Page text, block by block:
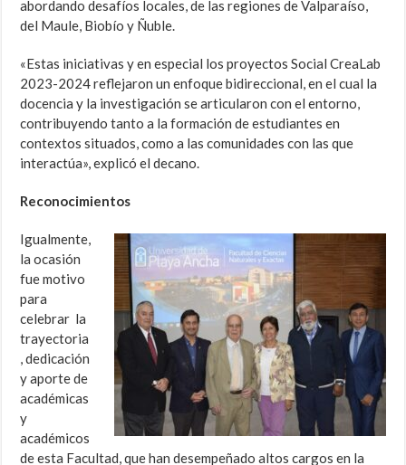
abordando desafíos locales, de las regiones de Valparaíso,
del Maule, Biobío y Ñuble.
«Estas iniciativas y en especial los proyectos Social CreaLab
2023-2024 reflejaron un enfoque bidireccional, en el cual la
docencia y la investigación se articularon con el entorno,
contribuyendo tanto a la formación de estudiantes en
contextos situados, como a las comunidades con las que
interactúa», explicó el decano.
Reconocimientos
Igualmente,
la ocasión
fue motivo
para
celebrar la
trayectoria
, dedicación
y aporte de
académicas
y
académicos
de esta Facultad, que han desempeñado altos cargos en la